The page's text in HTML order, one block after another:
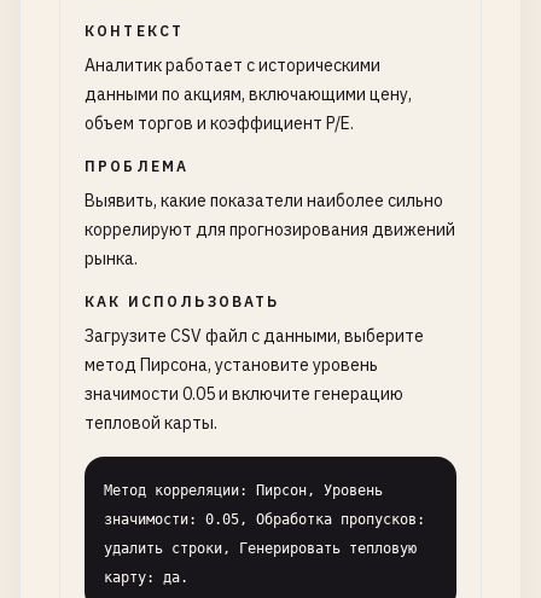
КОНТЕКСТ
Аналитик работает с историческими
данными по акциям, включающими цену,
объем торгов и коэффициент P/E.
ПРОБЛЕМА
Выявить, какие показатели наиболее сильно
коррелируют для прогнозирования движений
рынка.
КАК ИСПОЛЬЗОВАТЬ
Загрузите CSV файл с данными, выберите
метод Пирсона, установите уровень
значимости 0.05 и включите генерацию
тепловой карты.
Метод корреляции: Пирсон, Уровень
значимости: 0.05, Обработка пропусков:
удалить строки, Генерировать тепловую
карту: да.